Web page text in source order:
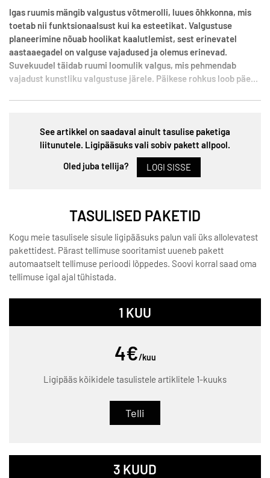
Igas ruumis mängib valgustus võtmerolli, luues õhkkonna, mis
toetab nii funktsionaalsust kui ka esteetikat. Valgustuse
planeerimine nõuab hoolikat kaalutlemist, sest erinevatel
aastaaegadel on valguse vajadused ja olemus erinevad.
Suvekuudel täidab ruumi loomulik valgus, mis pehmendab
vajadust kunstliku valgustuse järele. Päikese rohkus loob päe...
See artikkel on saadaval ainult tasulise paketiga
liitunutele. Ligipääsuks vali sobiv pakett allpool.
Oled juba tellija?
LOGI SISSE
TASULISED PAKETID
Kogu meie tasulisele sisule ligipääsuks palun vali üks allolevatest
pakettidest. Pärast tellimuse sooritamist uueneb pakett
automaatselt tellimuse perioodi lõppedes. Soovi korral saad oma
tellimuse igal ajal tühistada.
1 KUU
4€/kuu
Ligipääs kõikidele tasulistele artiklitele 1-kuuks
Telli
3 KUUD